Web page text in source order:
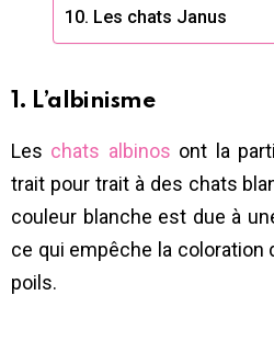
10. Les chats Janus
1. L’albinisme
Les chats albinos ont la
trait pour trait à des chats
couleur blanche est due à
ce qui empêche la coloration
poils.